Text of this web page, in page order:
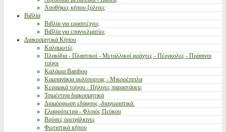
Αποθήκες κήπου ξύλινες
Βιβλία
Βιβλία για ερασιτέχνες
Βιβλία για επαγγελματίες
Διακοσμητικά Κήπου
Καλαμωτές
Πλακίδια - Πλαστικοί - Μεταλλικοί φράχτες - Πέργκολες - Πράσινοι
τοίχοι
Καλάμια Bamboo
Καμπανάκια αυλόπορτας - Μικροέπιπλα
Κεραμικά τοίχου - Πήλινες παραστάσεις
Τσιμέντινα διακοσμητικά
Διαμόρφωση εδάφους -διαχωριστικά.
Ελαφρόπετρα - Φλοιός Πεύκου
Βρύσες ορειχάλκινες
Φωτιστικά κήπου